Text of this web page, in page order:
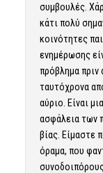
συμβουλές.
κάτι πολύ
κοινότητες
ενημέρωσης
πρόβλημα πριν
ταυτόχρονα
αύριο. Είναι
ασφάλεια των
βίας. Είμαστε
όραμα, που